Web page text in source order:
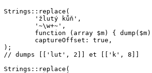
Strings::replace(
);
// dumps [['lut', 2]] et [['k', 8]]
Strings::replace(